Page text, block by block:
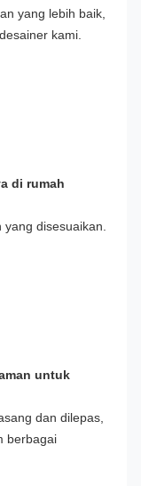
yang lebih baik,
kami.
di rumah
disesuaikan.
untuk
dan dilepas,
berbagai